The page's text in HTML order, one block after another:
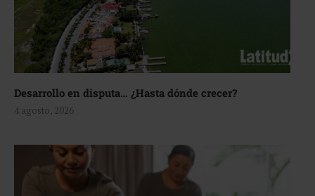
Desarrollo en disputa… ¿Hasta dónde crecer?
4 agosto, 2026